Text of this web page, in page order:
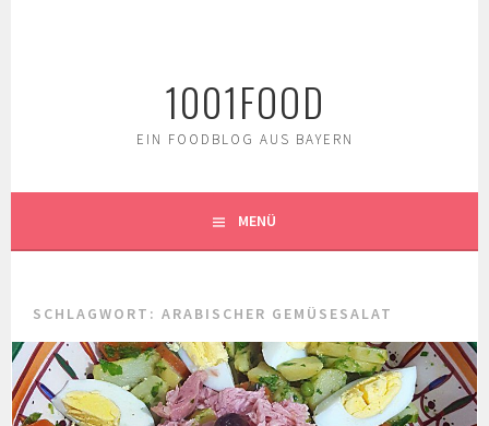
1001FOOD
EIN FOODBLOG AUS BAYERN
MENÜ
SCHLAGWORT:ARABISCHER GEMÜSESALAT